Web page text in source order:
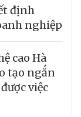
định
nghiệp
cao Hà
tạo ngắn
việc